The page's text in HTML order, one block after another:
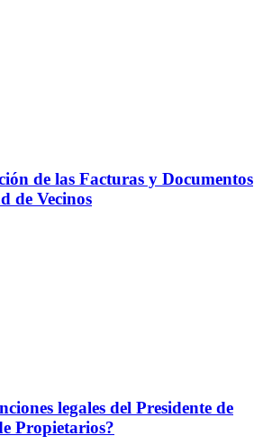
de las Facturas y Documentos
de Vecinos
legales del Presidente de
Propietarios?